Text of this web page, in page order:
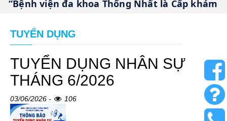
viện đa khoa Thống Nhất là Cấp khám
TUYỂN DỤNG
TUYỂN DỤNG NHÂN SỰ
THÁNG 6/2026
03/06/2026 - 106